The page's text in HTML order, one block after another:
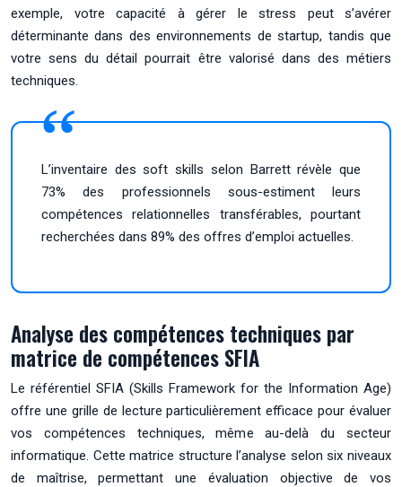
exemple, votre capacité à gérer le stress peut s’avérer
déterminante dans des environnements de startup, tandis que
votre sens du détail pourrait être valorisé dans des métiers
techniques.
L’inventaire des soft skills selon Barrett révèle que
73% des professionnels sous-estiment leurs
compétences relationnelles transférables, pourtant
recherchées dans 89% des offres d’emploi actuelles.
Analyse des compétences techniques par
matrice de compétences SFIA
Le référentiel SFIA (Skills Framework for the Information Age)
offre une grille de lecture particulièrement efficace pour évaluer
vos compétences techniques, même au-delà du secteur
informatique. Cette matrice structure l’analyse selon six niveaux
de maîtrise, permettant une évaluation objective de vos